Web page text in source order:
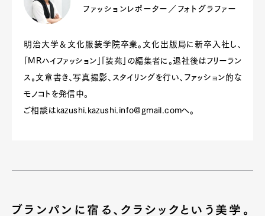
ファッションレポーター／フォトグラファー
明治大学＆文化服装学院卒業。文化出版局に新卒入社し、
「MRハイファッション」「装苑」の編集者に。退社後はフリーラン
ス。文章書き、写真撮影、スタイリングを行い、ファッション的な
モノコトを発信中。
ご相談は kazushi.kazushi.info@gmail.comへ。
ブランパンに宿る、クラシックという美学。